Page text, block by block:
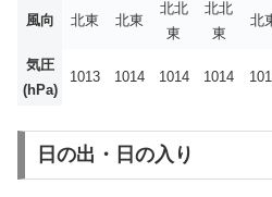
風向 北東 北東
北北
東
北北
東
北
気圧
(hPa)
1013 1014 1014 1014
日の出・日の入り